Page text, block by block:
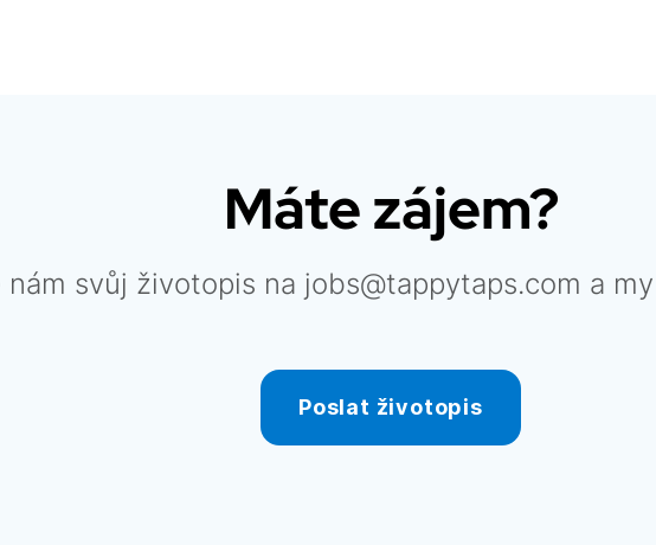
Máte zájem?
nám svůj životopis na jobs@tappytaps.com a
Poslat životopis